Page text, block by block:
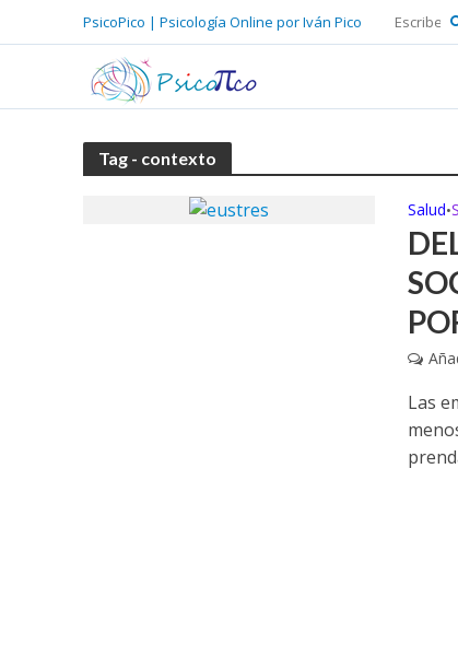
PsicoPico | Psicología Online por Iván Pico
Tag - contexto
Salud•
Las